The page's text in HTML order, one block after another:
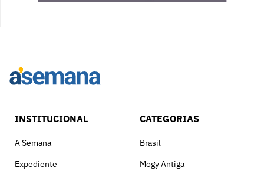
INSTITUCIONAL
A Semana
Expediente
CATEGORIAS
Brasil
Mogy Antiga